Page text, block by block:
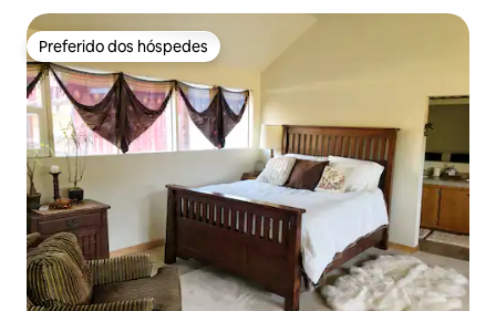
Preferido dos hóspedes
Preferido dos hóspedes